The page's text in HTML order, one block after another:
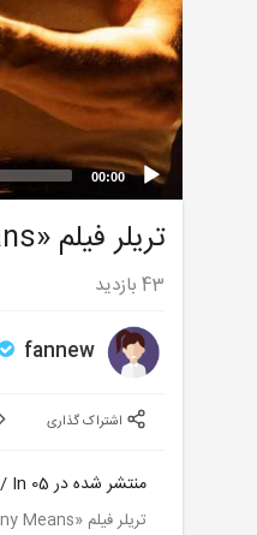
00:00
تریلر فیلم «By Any Means»
43 بازدید
fannew
منتشر شده در 05 Jun 2026 / In
تریلر فیلم «By Any Means»